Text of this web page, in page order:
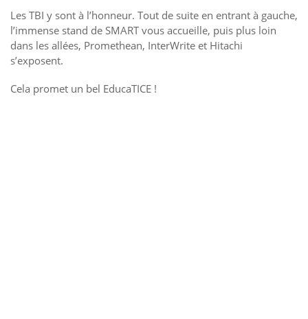
Les TBI y sont à l’honneur. Tout de suite en entrant à gauche,
l’immense stand de SMART vous accueille, puis plus loin
dans les allées, Promethean, InterWrite et Hitachi
s’exposent.
Cela promet un bel EducaTICE !